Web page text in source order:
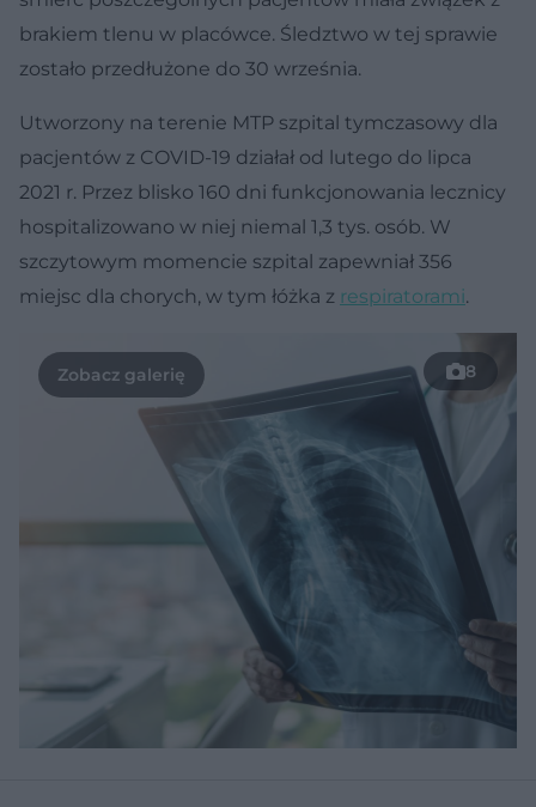
brakiem tlenu w placówce. Śledztwo w tej sprawie
zostało przedłużone do 30 września.
Utworzony na terenie MTP szpital tymczasowy dla
pacjentów z COVID-19 działał od lutego do lipca
2021 r. Przez blisko 160 dni funkcjonowania lecznicy
hospitalizowano w niej niemal 1,3 tys. osób. W
szczytowym momencie szpital zapewniał 356
miejsc dla chorych, w tym łóżka z respiratorami.
8